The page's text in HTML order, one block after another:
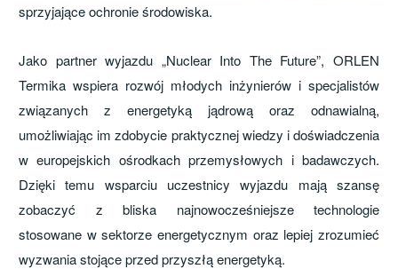
sprzyjające ochronie środowiska.
Jako partner wyjazdu „Nuclear Into The Future”, ORLEN
Termika wspiera rozwój młodych inżynierów i specjalistów
związanych z energetyką jądrową oraz odnawialną,
umożliwiając im zdobycie praktycznej wiedzy i doświadczenia
w europejskich ośrodkach przemysłowych i badawczych.
Dzięki temu wsparciu uczestnicy wyjazdu mają szansę
zobaczyć z bliska najnowocześniejsze technologie
stosowane w sektorze energetycznym oraz lepiej zrozumieć
wyzwania stojące przed przyszłą energetyką.